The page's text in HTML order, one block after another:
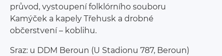
průvod, vystoupení folklórního souboru
Kamýček a kapely Třehusk a drobné
občerstvení – koblihu.
Sraz: u DDM Beroun (U Stadionu 787, Beroun)